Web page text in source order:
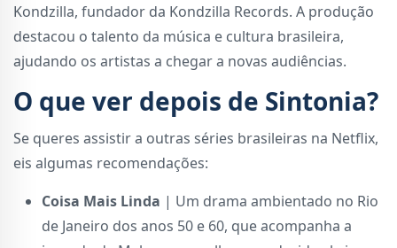
Kondzilla, fundador da Kondzilla Records. A produção
destacou o talento da música e cultura brasileira,
ajudando os artistas a chegar a novas audiências.
O que ver depois de Sintonia?
Se queres assistir a outras séries brasileiras na Netflix,
eis algumas recomendações:
Coisa Mais Linda | Um drama ambientado no Rio
de Janeiro dos anos 50 e 60, que acompanha a